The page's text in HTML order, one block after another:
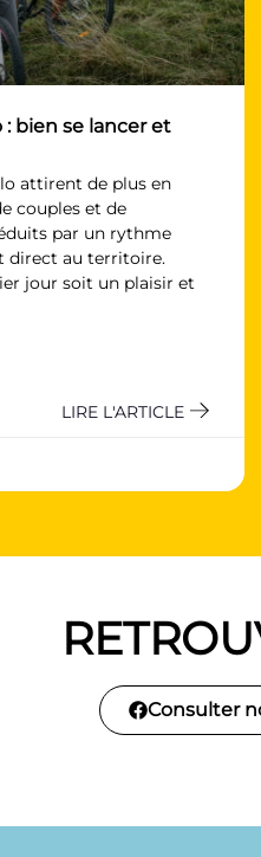
: bien se lancer et
attirent de plus en
couples et de
par un rythme
direct au territoire.
jour soit un plaisir et
LIRE L'ARTICLE
Consulter